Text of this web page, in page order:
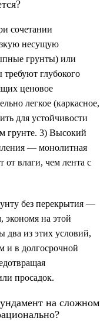
сочетании
несущую
грунты) или
глубокого
ценовое
легкое (каркасное,
для устойчивости
грунте. 3) Высокий
— монолитная
от влаги, чем лента с
без перекрытия —
экономя на этой
два из этих условий,
и в долгосрочной
просадок.
на сложном